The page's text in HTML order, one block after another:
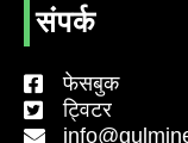
संपर्क
फेसबुक
ट्विटर